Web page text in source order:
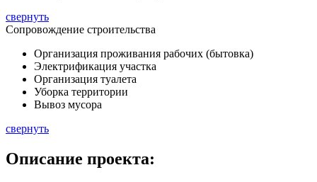
свернуть
Сопровождение строительства
Организация проживания рабочих (бытовка)
Электрификация участка
Организация туалета
Уборка территории
Вывоз мусора
свернуть
Описание проекта: